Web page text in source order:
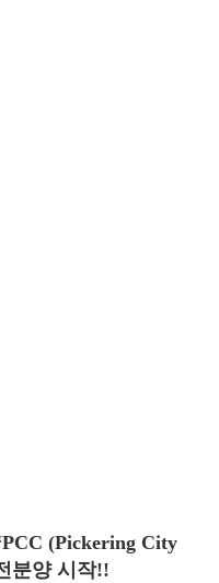
(Pickering City
분양 시작!!